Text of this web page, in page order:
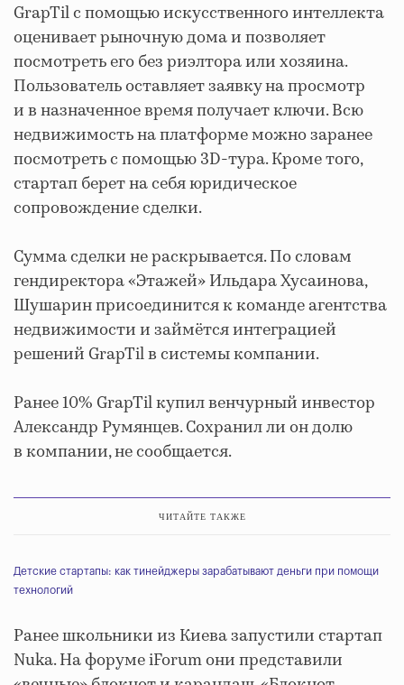
GrapTil с помощью искусственного интеллекта
оценивает рыночную дома и позволяет
посмотреть его без риэлтора или хозяина.
Пользователь оставляет заявку на просмотр
и в назначенное время получает ключи. Всю
недвижимость на платформе можно заранее
посмотреть с помощью 3D-тура. Кроме того,
стартап берет на себя юридическое
сопровождение сделки.
Сумма сделки не раскрывается. По словам
гендиректора «Этажей» Ильдара Хусаинова,
Шушарин присоединится к команде агентства
недвижимости и займётся интеграцией
решений GrapTil в системы компании.
Ранее 10% GrapTil купил венчурный инвестор
Александр Румянцев. Сохранил ли он долю
в компании, не сообщается.
ЧИТАЙТЕ ТАКЖЕ
Детские стартапы: как тинейджеры зарабатывают деньги при помощи
технологий
Ранее школьники из Киева запустили стартап
Nuka. На форуме iForum они представили